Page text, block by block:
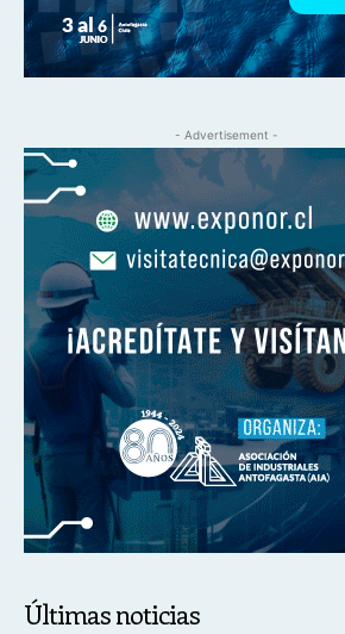
- Advertisement -
Últimas noticias